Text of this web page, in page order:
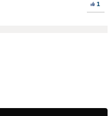
1